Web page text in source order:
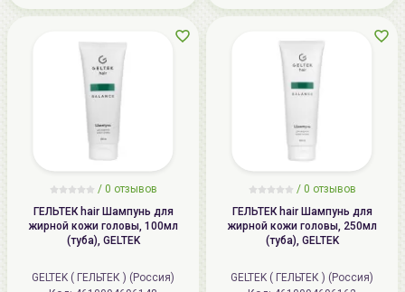
/ 0 отзывов
ГЕЛЬТЕК hair Шампунь для
жирной кожи головы, 100мл
(туба), GELTEK
GELTEK ( ГЕЛЬТЕК ) (Россия)
/ 0 отзывов
ГЕЛЬТЕК hair Шампунь для
жирной кожи головы, 250мл
(туба), GELTEK
GELTEK ( ГЕЛЬТЕК ) (Россия)